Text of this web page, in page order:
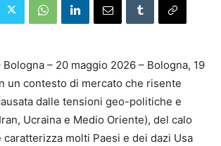
– 20 maggio 2026 – Bologna, 19
un contesto di mercato che risente
dalle tensioni geo-politiche e
Ucraina e Medio Oriente), del calo
molti Paesi e dei dazi Usa